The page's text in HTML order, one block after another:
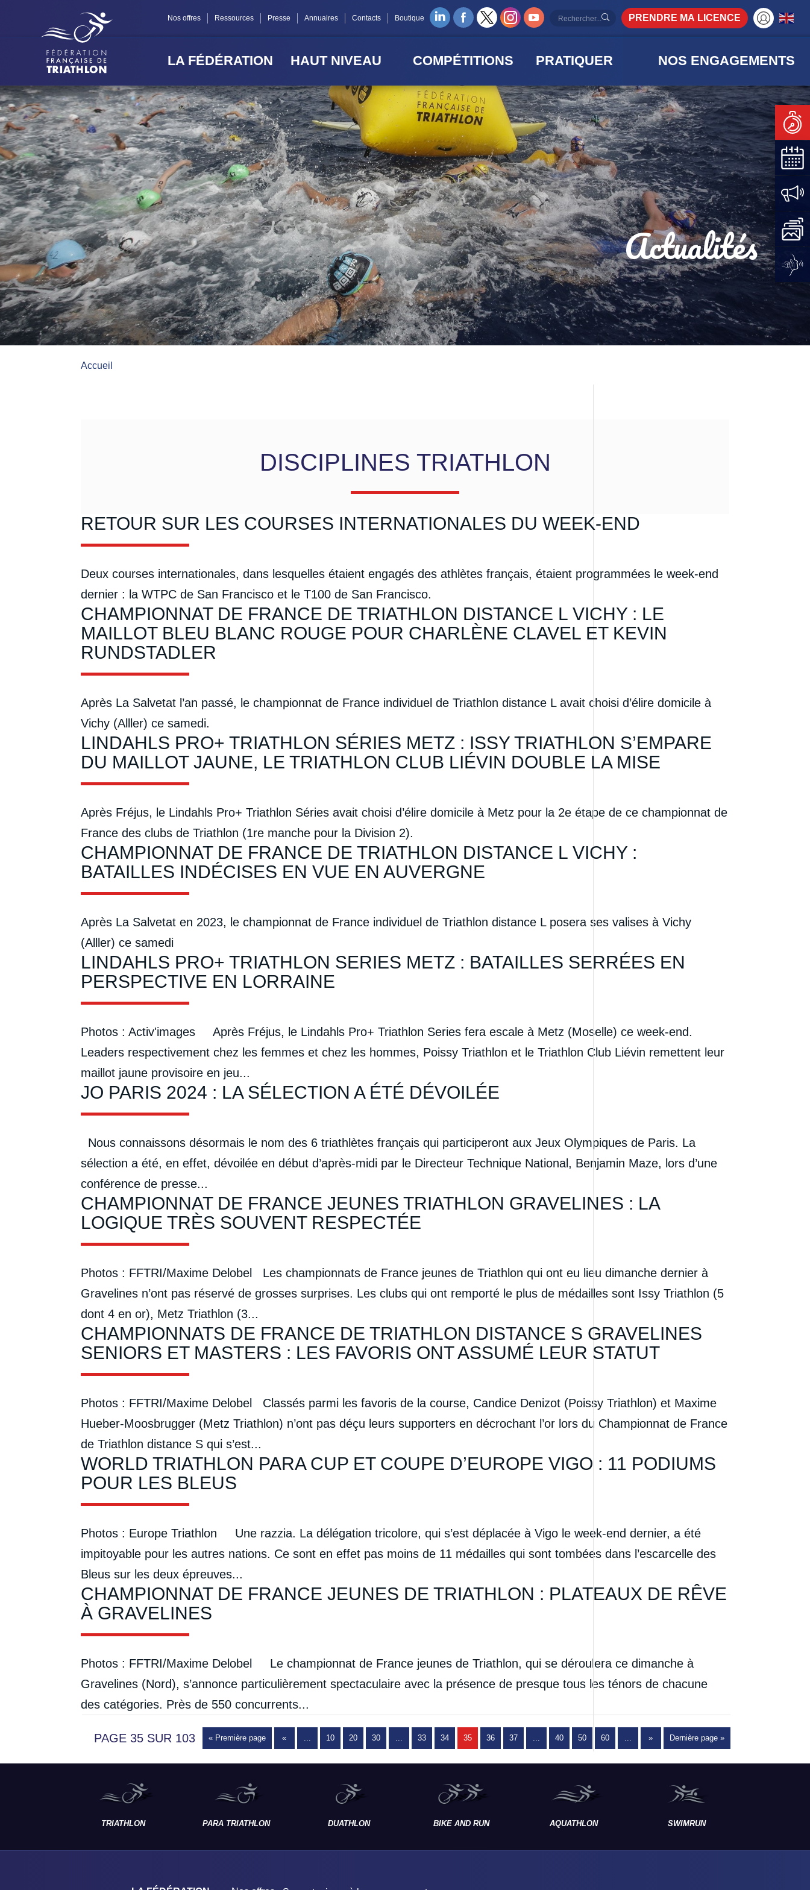
Nos offres Ressources Presse Annuaires Contacts Boutique PRENDRE MA LICENCE
LA FÉDÉRATION HAUT NIVEAU COMPÉTITIONS PRATIQUER NOS ENGAGEMENTS
Actualités
Accueil
DISCIPLINES TRIATHLON
RETOUR SUR LES COURSES INTERNATIONALES DU WEEK-END
Deux courses internationales, dans lesquelles étaient engagés des athlètes français, étaient programmées le week-end
dernier : la WTPC de San Francisco et le T100 de San Francisco.
CHAMPIONNAT DE FRANCE DE TRIATHLON DISTANCE L VICHY : LE
MAILLOT BLEU BLANC ROUGE POUR CHARLÈNE CLAVEL ET KEVIN
RUNDSTADLER
Après La Salvetat l’an passé, le championnat de France individuel de Triathlon distance L avait choisi d’élire domicile à
Vichy (Alller) ce samedi.
LINDAHLS PRO+ TRIATHLON SÉRIES METZ : ISSY TRIATHLON S’EMPARE
DU MAILLOT JAUNE, LE TRIATHLON CLUB LIÉVIN DOUBLE LA MISE
Après Fréjus, le Lindahls Pro+ Triathlon Séries avait choisi d’élire domicile à Metz pour la 2e étape de ce championnat de
France des clubs de Triathlon (1re manche pour la Division 2).
CHAMPIONNAT DE FRANCE DE TRIATHLON DISTANCE L VICHY :
BATAILLES INDÉCISES EN VUE EN AUVERGNE
Après La Salvetat en 2023, le championnat de France individuel de Triathlon distance L posera ses valises à Vichy
(Alller) ce samedi
LINDAHLS PRO+ TRIATHLON SERIES METZ : BATAILLES SERRÉES EN
PERSPECTIVE EN LORRAINE
Photos : Activ'images Après Fréjus, le Lindahls Pro+ Triathlon Series fera escale à Metz (Moselle) ce week-end.
Leaders respectivement chez les femmes et chez les hommes, Poissy Triathlon et le Triathlon Club Liévin remettent leur
maillot jaune provisoire en jeu...
JO PARIS 2024 : LA SÉLECTION A ÉTÉ DÉVOILÉE
Nous connaissons désormais le nom des 6 triathlètes français qui participeront aux Jeux Olympiques de Paris. La
sélection a été, en effet, dévoilée en début d’après-midi par le Directeur Technique National, Benjamin Maze, lors d’une
conférence de presse...
CHAMPIONNAT DE FRANCE JEUNES TRIATHLON GRAVELINES : LA
LOGIQUE TRÈS SOUVENT RESPECTÉE
Photos : FFTRI/Maxime Delobel Les championnats de France jeunes de Triathlon qui ont eu lieu dimanche dernier à
Gravelines n’ont pas réservé de grosses surprises. Les clubs qui ont remporté le plus de médailles sont Issy Triathlon (5
dont 4 en or), Metz Triathlon (3...
CHAMPIONNATS DE FRANCE DE TRIATHLON DISTANCE S GRAVELINES
SENIORS ET MASTERS : LES FAVORIS ONT ASSUMÉ LEUR STATUT
Photos : FFTRI/Maxime Delobel Classés parmi les favoris de la course, Candice Denizot (Poissy Triathlon) et Maxime
Hueber-Moosbrugger (Metz Triathlon) n’ont pas déçu leurs supporters en décrochant l’or lors du Championnat de France
de Triathlon distance S qui s’est...
WORLD TRIATHLON PARA CUP ET COUPE D’EUROPE VIGO : 11 PODIUMS
POUR LES BLEUS
Photos : Europe Triathlon Une razzia. La délégation tricolore, qui s’est déplacée à Vigo le week-end dernier, a été
impitoyable pour les autres nations. Ce sont en effet pas moins de 11 médailles qui sont tombées dans l’escarcelle des
Bleus sur les deux épreuves...
CHAMPIONNAT DE FRANCE JEUNES DE TRIATHLON : PLATEAUX DE RÊVE
À GRAVELINES
Photos : FFTRI/Maxime Delobel Le championnat de France jeunes de Triathlon, qui se déroulera ce dimanche à
Gravelines (Nord), s’annonce particulièrement spectaculaire avec la présence de presque tous les ténors de chacune
des catégories. Près de 550 concurrents...
PAGE 35 SUR 103 « Première page « ... 10 20 30 ... 33 34 35 36 37 ... 40 50 60 ... » Dernière page »
TRIATHLON PARA TRIATHLON DUATHLON BIKE AND RUN AQUATHLON SWIMRUN
Panneau de gestion des cookies